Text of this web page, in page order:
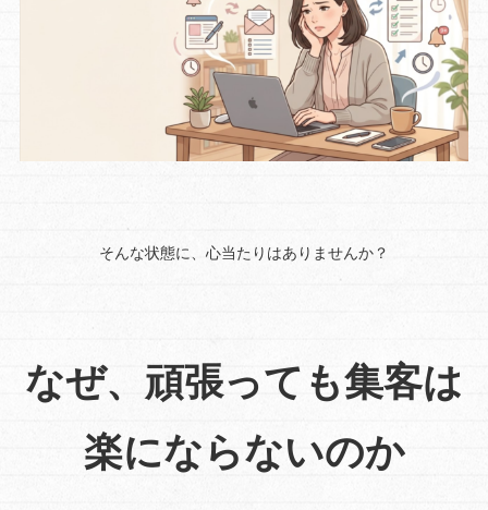
そんな状態に、心当たりはありませんか？
なぜ、頑張っても集客は
楽にならないのか